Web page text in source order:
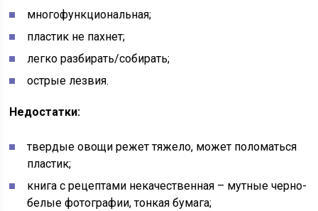
многофункциональная;
пластик не пахнет;
легко разбирать/собирать;
острые лезвия.
Недостатки:
твердые овощи режет тяжело, может поломаться
пластик;
книга с рецептами некачественная – мутные черно-
белые фотографии, тонкая бумага;